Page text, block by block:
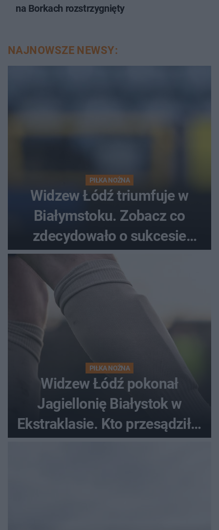
na Borkach rozstrzygnięty
NAJNOWSZE NEWSY:
PIŁKA NOŻNA
Widzew Łódź triumfuje w
Białymstoku. Zobacz co
zdecydowało o sukcesie
gości
PIŁKA NOŻNA
Widzew Łódź pokonał
Jagiellonię Białystok w
Ekstraklasie. Kto przesądził o
losach meczu?